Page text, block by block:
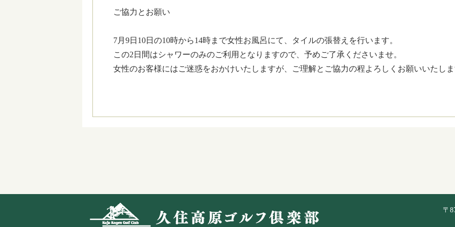
ご協力とお願い
7月9日10日の10時から14時まで女性お風呂にて、タイルの張替えを行います。
この2日間はシャワーのみのご利用となりますので、予めご了承くださいませ。
女性のお客様にはご迷惑をおかけいたしますが、ご理解とご協力の程よろしくお願いいたし
〒